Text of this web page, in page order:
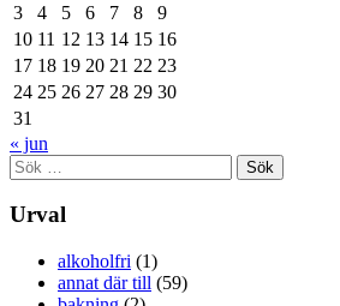
3
4 5 6 7 8
9
10 11 12 13 14 15 16
17 18 19 20 21 22 23
24 25 26 27 28 29 30
31
« jun
Sök
efter:
Urval
alkoholfri (1)
annat där till (59)